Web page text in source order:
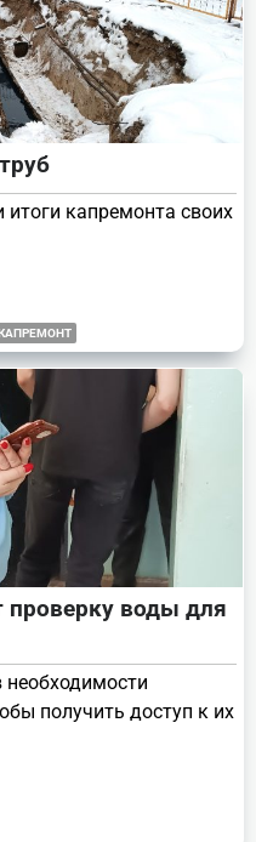
капремонта своих
КАПРЕМОНТ
воды для
получить доступ к их